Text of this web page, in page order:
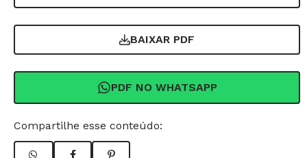
BAIXAR PDF
PDF NO WHATSAPP
Compartilhe esse conteúdo: